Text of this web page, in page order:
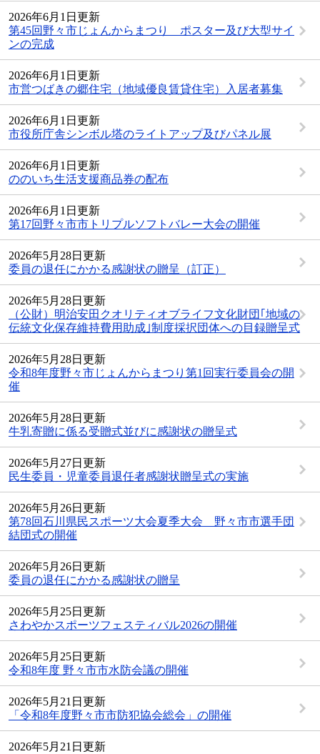
2026年6月1日更新
第45回野々市じょんからまつり ポスター及び大型サイ
ンの完成
2026年6月1日更新
市営つばきの郷住宅（地域優良賃貸住宅）入居者募集
2026年6月1日更新
市役所庁舎シンボル塔のライトアップ及びパネル展
2026年6月1日更新
ののいち生活支援商品券の配布
2026年6月1日更新
第17回野々市市トリプルソフトバレー大会の開催
2026年5月28日更新
委員の退任にかかる感謝状の贈呈（訂正）
2026年5月28日更新
（公財）明治安田クオリティオブライフ文化財団｢地域の
伝統文化保存維持費用助成｣制度採択団体への目録贈呈式
2026年5月28日更新
令和8年度野々市じょんからまつり第1回実行委員会の開
催
2026年5月28日更新
牛乳寄贈に係る受贈式並びに感謝状の贈呈式
2026年5月27日更新
民生委員・児童委員退任者感謝状贈呈式の実施
2026年5月26日更新
第78回石川県民スポーツ大会夏季大会 野々市市選手団
結団式の開催
2026年5月26日更新
委員の退任にかかる感謝状の贈呈
2026年5月25日更新
さわやかスポーツフェスティバル2026の開催
2026年5月25日更新
令和8年度 野々市市水防会議の開催
2026年5月21日更新
「令和8年度野々市市防犯協会総会」の開催
2026年5月21日更新